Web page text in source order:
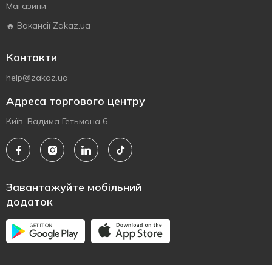
Магазини
🔥 Вакансії Zakaz.ua
Контакти
help@zakaz.ua
Адреса торгового центру
Київ, Вадима Гетьмана 6
Завантажуйте мобільний
додаток